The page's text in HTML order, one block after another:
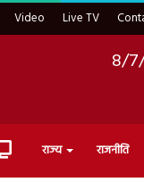
Video Live TV
8/
Live राज्य राजनीति